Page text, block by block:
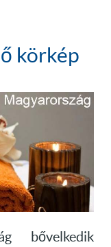
körkép
bővelkedik